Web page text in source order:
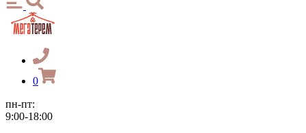
0
пн-пт:
9:00-18:00